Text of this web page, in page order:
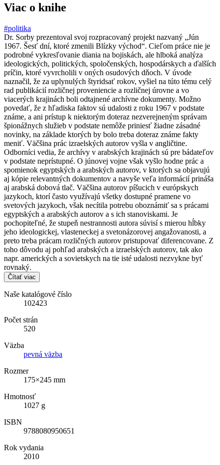
Viac o knihe
#politika
Dr. Sorby prezentoval svoj rozpracovaný projekt nazvaný „Jún
1967. Šesť dní, ktoré zmenili Blízky východ“. Cieľom práce nie je
podrobné vykresľovanie diania na bojiskách, ale hlboká analýza
ideologických, politických, spoločenských, hospodárskych a ďalších
príčin, ktoré vyvrcholili v oných osudových dňoch. V úvode
naznačil, že za uplynulých štyridsať rokov, vyšiel na túto tému celý
rad publikácií rozličnej proveniencie a rozličnej úrovne a vo
viacerých krajinách boli odtajnené archívne dokumenty. Možno
povedať, že z hľadiska faktov sú udalosti z roku 1967 v podstate
známe, a ani prístup k niektorým doteraz nezverejneným správam
špionážnych služieb v podstate nemôže priniesť žiadne zásadné
novinky, na základe ktorých by bolo treba doteraz známe fakty
meniť. Väčšina prác izraelských autorov vyšla v angličtine.
Odborníci vedia, že archívy v arabských krajinách sú pre bádateľov
v podstate neprístupné. O júnovej vojne však vyšlo hodne prác a
spomienok egyptských a arabských autorov, v ktorých sa objavujú
aj kópie relevantných dokumentov a navyše veľa informácií prináša
aj arabská dobová tlač. Väčšina autorov píšucich v európskych
jazykoch, ktorí často využívajú všetky dostupné pramene vo
svetových jazykoch, však necítila potrebu oboznámiť sa s prácami
egyptských a arabských autorov a s ich stanoviskami. Je
pochopiteľné, že stupeň nestrannosti autora súvisí s mierou hĺbky
jeho ideologickej, vlasteneckej a svetonázorovej angažovanosti, a
preto treba prácam rozličných autorov pristupovať diferencovane. Z
toho dôvodu aj pohľad arabských a izraelských autorov, tak ako
napr. amerických a sovietskych na tie isté udalosti nezvykne byť
rovnaký.
Čítať viac
Naše katalógové číslo
102423
Počet strán
520
Väzba
pevná väzba
Rozmer
175×245 mm
Hmotnosť
1027 g
ISBN
9788080950651
Rok vydania
2010